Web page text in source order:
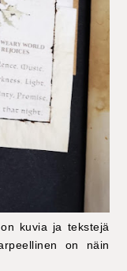
kuvia ja tekstejä
on näin